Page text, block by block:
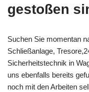
gestoßen
Suchen Sie momentan
Schließanlage,
Sicherheitstechnik in
uns ebenfalls bereits
noch mit den Arbeiten